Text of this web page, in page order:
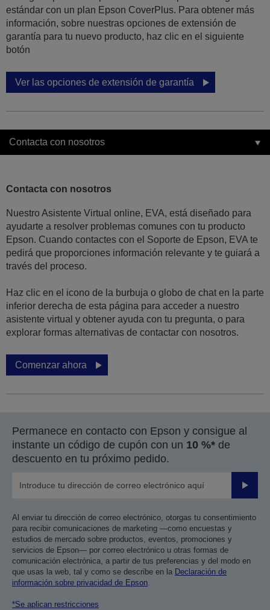
estándar con un plan Epson CoverPlus. Para obtener más
información, sobre nuestras opciones de extensión de
garantía para tu nuevo producto, haz clic en el siguiente
botón
Ver las opciones de extensión de garantía
Contacta con nosotros
Contacta con nosotros
Nuestro Asistente Virtual online, EVA, está diseñado para
ayudarte a resolver problemas comunes con tu producto
Epson. Cuando contactes con el Soporte de Epson, EVA te
pedirá que proporciones información relevante y te guiará a
través del proceso.
Haz clic en el icono de la burbuja o globo de chat en la parte
inferior derecha de esta página para acceder a nuestro
asistente virtual y obtener ayuda con tu pregunta, o para
explorar formas alternativas de contactar con nosotros.
Comenzar ahora
Permanece en contacto con Epson y consigue al
instante un código de cupón con un 10 %* de
descuento en tu próximo pedido.
Enviar
Al enviar tu dirección de correo electrónico, otorgas tu consentimiento
para recibir comunicaciones de marketing —como encuestas y
estudios de mercado sobre productos, eventos, promociones y
servicios de Epson— por correo electrónico u otras formas de
comunicación electrónica, a partir de tus preferencias y del modo en
que usas la web, tal y como se describe en la Declaración de
información sobre privacidad de Epson.
*Se aplican restricciones